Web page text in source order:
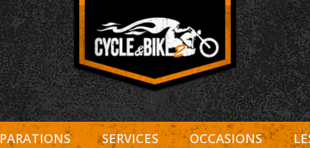
Cycle et Bike
Entretien Harley-Davidson, préparation et custom,
SERVICES OCCASIONS